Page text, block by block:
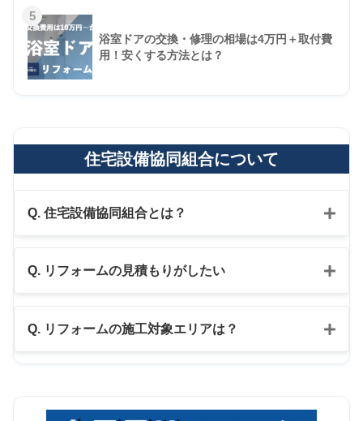
5
浴室ドアの交換・修理の相場は4万円＋取付費
用！安くする方法とは？
住宅設備協同組合について
Q. 住宅設備協同組合とは？
Q. リフォームの見積もりがしたい
Q. リフォームの施工対象エリアは？